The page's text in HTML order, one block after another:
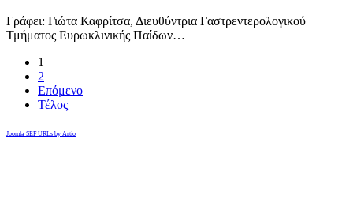
Γράφει: Γιώτα Καφρίτσα, Διευθύντρια Γαστρεντερολογικού
Τμήματος Ευρωκλινικής Παίδων…
1
2
Επόμενο
Τέλος
Joomla SEF URLs by Artio